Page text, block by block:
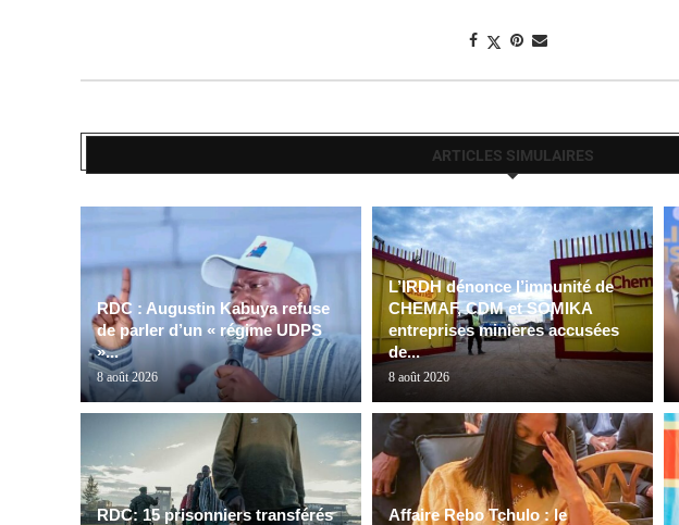
ARTICLES SIMULAIRES
RDC : Augustin Kabuya refuse
de parler d’un « régime UDPS
»...
8 août 2026
L’IRDH dénonce l’impunité de
CHEMAF, CDM et SOMIKA
entreprises minières accusées
de...
8 août 2026
RDC: 15 prisonniers transférés
Affaire Rebo Tchulo : le